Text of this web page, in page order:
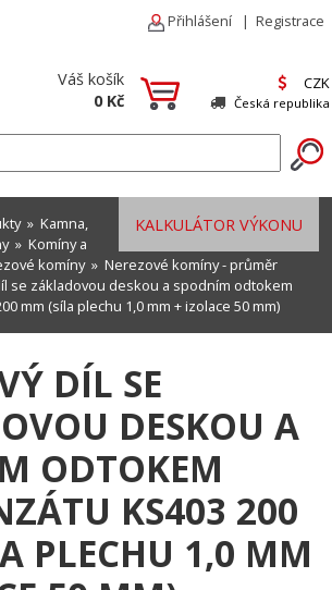
Přihlášení | Registrace
Váš košík
0 Kč
CZK
Česká republika
KALKULÁTOR VÝKONU
» Kamna,
» Komíny a
komíny» Nerezové komíny - průměr
se základovou deskou a spodním odtokem
mm (síla plechu 1,0 mm + izolace 50 mm)
DÍL SE
DESKOU A
ODTOKEM
KS403 200
PLECHU 1,0 MM